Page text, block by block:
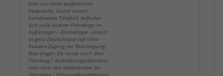
bitte nur nach telefonischer
Absprache. Durch unsere
bundesweite Tätigkeit, befinden
sich viele unserer Fahrzeuge im
Außenlager / Zentrallager, verteilt
in ganz Deutschland (oft ohne
Kunden-Zugang zur Besichtigung).
Bitte fragen Sie vorab nach dem
Fahrzeug / Auslieferungs-Standort
und nach den Nebenkosten für
Übergabe / Fahrzeugbereitstellung